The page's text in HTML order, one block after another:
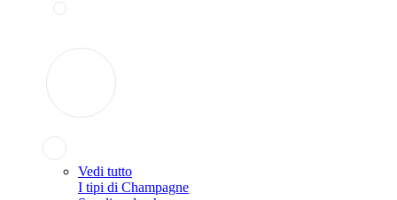
Vedi tutto
I tipi di Champagne